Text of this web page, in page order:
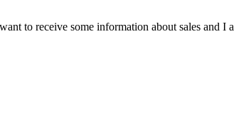
to receive some information about sales and I